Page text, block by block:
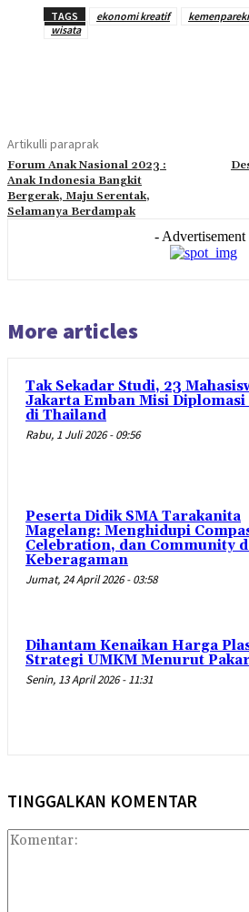
TAGS ekonomi kreatif
wisata
Artikulli paraprak
Forum Anak Nasional 2023 :
Anak Indonesia Bangkit
Bergerak, Maju Serentak,
Selamanya Berdampak
- Advertisement
More articles
Tak Sekadar Studi, 23
Jakarta Emban Misi Diplomasi
di Thailand
Rabu, 1 Juli 2026 - 09:56
Peserta Didik SMA Tarakanita
Magelang: Menghidupi
Celebration, dan Community
Keberagaman
Jumat, 24 April 2026 - 03:58
Dihantam Kenaikan Harga
Strategi UMKM Menurut
Senin, 13 April 2026 - 11:31
TINGGALKAN KOMENTAR